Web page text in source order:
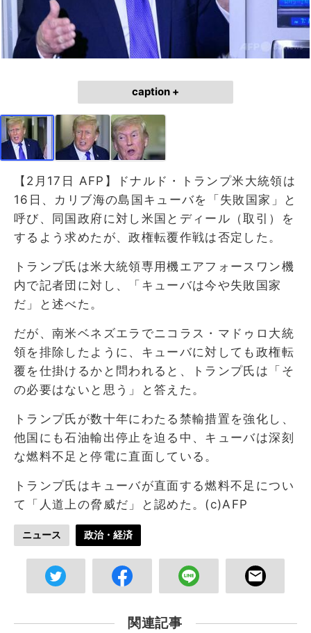
caption +
【2月17日 AFP】ドナルド・トランプ米大統領は
16日、カリブ海の島国キューバを「失敗国家」と
呼び、同国政府に対し米国とディール（取引）を
するよう求めたが、政権転覆作戦は否定した。
トランプ氏は米大統領専用機エアフォースワン機
内で記者団に対し、「キューバは今や失敗国家
だ」と述べた。
だが、南米ベネズエラでニコラス・マドゥロ大統
領を排除したように、キューバに対しても政権転
覆を仕掛けるかと問われると、トランプ氏は「そ
の必要はないと思う」と答えた。
トランプ氏が数十年にわたる禁輸措置を強化し、
他国にも石油輸出停止を迫る中、キューバは深刻
な燃料不足と停電に直面している。
トランプ氏はキューバが直面する燃料不足につい
て「人道上の脅威だ」と認めた。(c)AFP
ニュース 政治・経済
関連記事